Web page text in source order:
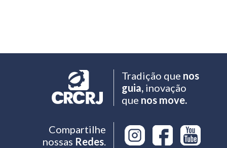
Tradição que nos
guia,inovação
que nos move.
Compartilhe
nossas Redes.